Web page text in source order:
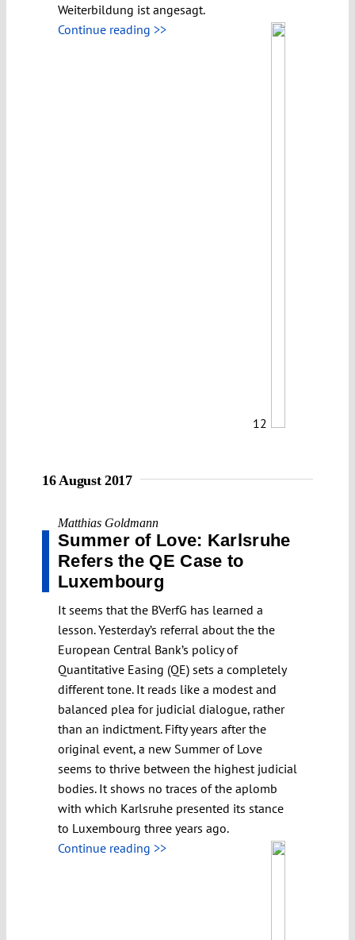
Weiterbildung ist angesagt.
Continue reading >>
12
16 August 2017
Matthias Goldmann
Summer of Love: Karlsruhe
Refers the QE Case to
Luxembourg
It seems that the BVerfG has learned a
lesson. Yesterday’s referral about the the
European Central Bank’s policy of
Quantitative Easing (QE) sets a completely
different tone. It reads like a modest and
balanced plea for judicial dialogue, rather
than an indictment. Fifty years after the
original event, a new Summer of Love
seems to thrive between the highest judicial
bodies. It shows no traces of the aplomb
with which Karlsruhe presented its stance
to Luxembourg three years ago.
Continue reading >>